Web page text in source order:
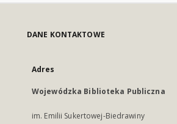
DANE KONTAKTOWE
Adres
Wojewódzka Biblioteka Publiczna
im. Emilii Sukertowej-Biedrawiny